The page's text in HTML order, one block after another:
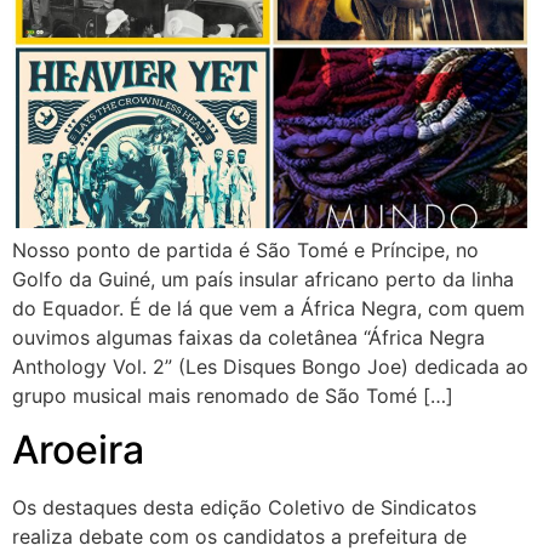
Nosso ponto de partida é São Tomé e Príncipe, no
Golfo da Guiné, um país insular africano perto da linha
do Equador. É de lá que vem a África Negra, com quem
ouvimos algumas faixas da coletânea “África Negra
Anthology Vol. 2” (Les Disques Bongo Joe) dedicada ao
grupo musical mais renomado de São Tomé […]
Aroeira
Os destaques desta edição Coletivo de Sindicatos
realiza debate com os candidatos a prefeitura de